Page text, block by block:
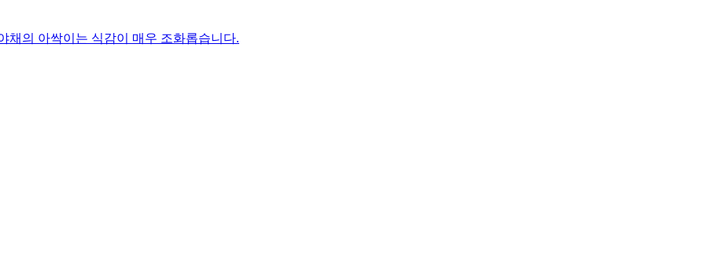
채의 아싹이는 식감이 매우 조화롭습니다.